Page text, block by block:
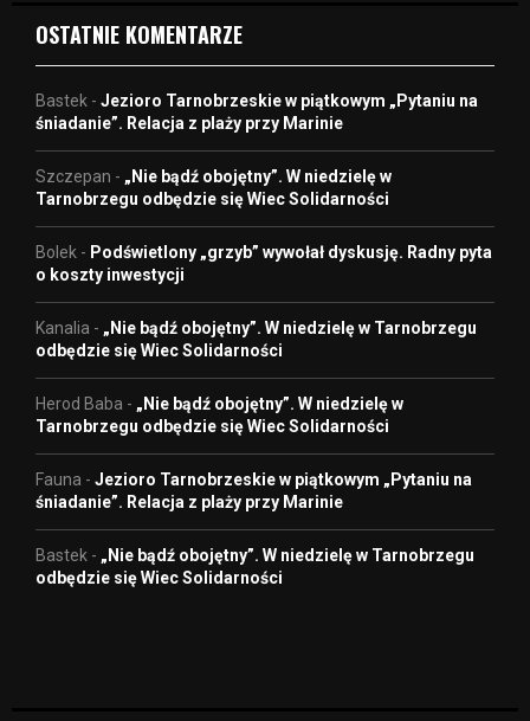
OSTATNIE KOMENTARZE
Bastek - Jezioro Tarnobrzeskie w piątkowym „Pytaniu na
śniadanie”. Relacja z plaży przy Marinie
Szczepan - „Nie bądź obojętny”. W niedzielę w
Tarnobrzegu odbędzie się Wiec Solidarności
Bolek - Podświetlony „grzyb” wywołał dyskusję. Radny pyta
o koszty inwestycji
Kanalia - „Nie bądź obojętny”. W niedzielę w Tarnobrzegu
odbędzie się Wiec Solidarności
Herod Baba - „Nie bądź obojętny”. W niedzielę w
Tarnobrzegu odbędzie się Wiec Solidarności
Fauna - Jezioro Tarnobrzeskie w piątkowym „Pytaniu na
śniadanie”. Relacja z plaży przy Marinie
Bastek - „Nie bądź obojętny”. W niedzielę w Tarnobrzegu
odbędzie się Wiec Solidarności